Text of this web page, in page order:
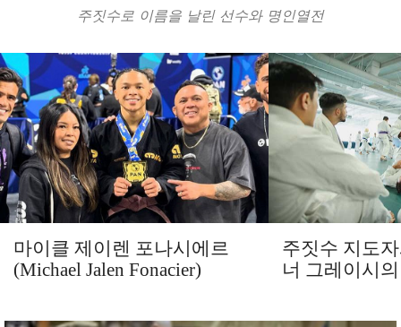
주짓수로 이름을 날린 선수와 명인열전
마이클 제이렌 포나시에르
(Michael Jalen Fonacier)
주짓수 지도
너 그레이시